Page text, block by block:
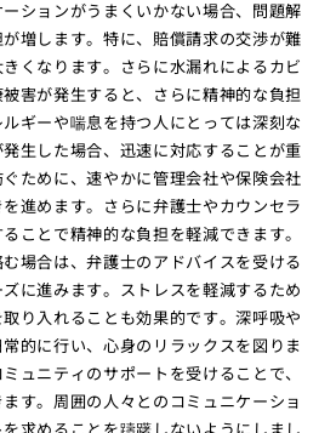
ションがうまくいかない場合、問題解
増します。特に、賠償請求の交渉が難
くなります。さらに水漏れによるカビ
害が発生すると、さらに精神的な負担
ギーや喘息を持つ人にとっては深刻な
生した場合、迅速に対応することが重
ために、速やかに管理会社や保険会社
進めます。さらに弁護士やカウンセラ
ことで精神的な負担を軽減できます。
場合は、弁護士のアドバイスを受ける
に進みます。ストレスを軽減するため
り入れることも効果的です。深呼吸や
的に行い、心身のリラックスを図りま
ュニティのサポートを受けることで、
す。周囲の人々とのコミュニケーショ